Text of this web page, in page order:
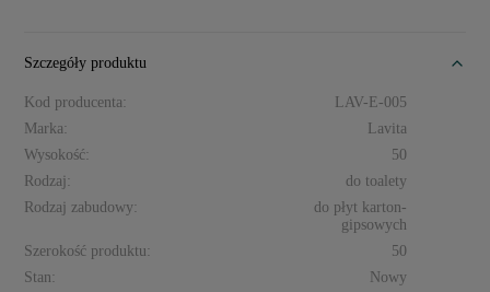
Victoria. Przed zakupem warto porównać oznaczenie dotychczasowego
Szczegóły produktu
Kod producenta:
LAV-E-005
Marka:
Lavita
Wysokość:
50
Rodzaj:
do toalety
Rodzaj zabudowy:
do płyt karton-
gipsowych
Szerokość produktu:
50
Stan:
Nowy